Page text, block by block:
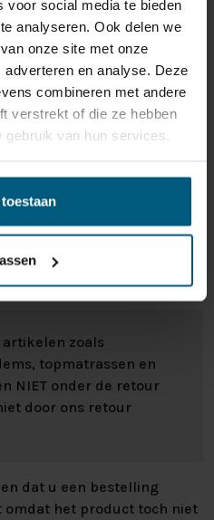
voor social media te bieden
analyseren. Ook delen we
onze site met onze
en analyse. Deze
combineren met andere
verstrekt of die ze hebben
van hun services.
zoals
topmatrassen en
NIET onder de retour
door ons retour
dat u een bestelling
het product toch niet